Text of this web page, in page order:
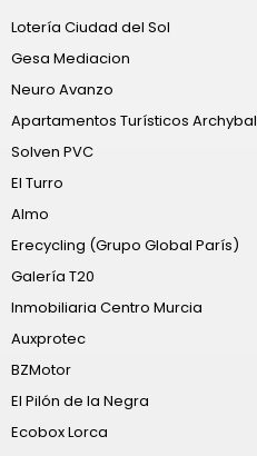
Lotería Ciudad del Sol
Gesa Mediacion
Neuro Avanzo
Apartamentos Turísticos Archybal
Solven PVC
El Turro
Almo
Erecycling (Grupo Global París)
Galería T20
Inmobiliaria Centro Murcia
Auxprotec
BZMotor
El Pilón de la Negra
Ecobox Lorca